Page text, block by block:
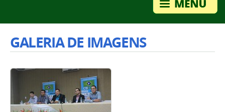
GALERIA DE IMAGENS